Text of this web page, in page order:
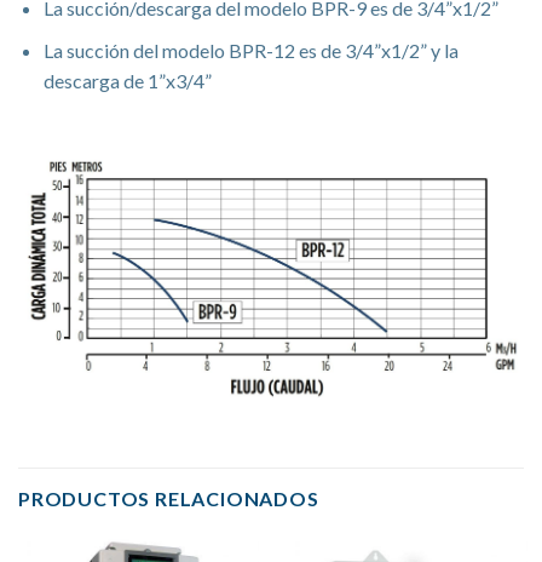
La succión/descarga del modelo BPR-9 es de 3/4”x1/2”
La succión del modelo BPR-12 es de 3/4”x1/2” y la
descarga de 1”x3/4”
PRODUCTOS RELACIONADOS